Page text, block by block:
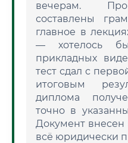
вечерам.
составлены
главное в
— хотелось
прикладных
тест сдал с
итоговым
диплома
точно в
Документ
всё юридически